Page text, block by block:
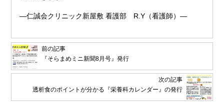
―仁誠会クリニック新屋敷 看護部 R.Y（看護師）―
前の記事
『そらまめミニ新聞8月号』発行
次の記事
透析食のポイントが分かる『栄養科カレンダー』の発行